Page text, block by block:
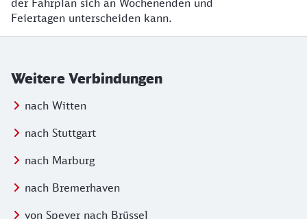
Feiertagen unterscheiden kann.
Weitere Verbindungen
nach Witten
nach Stuttgart
nach Marburg
nach Bremerhaven
von Speyer nach Brüssel